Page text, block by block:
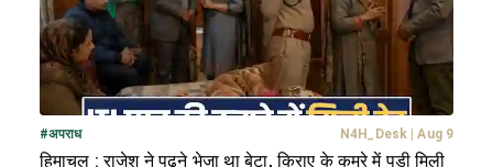
#अपराध N4H_Desk Aug 9
हिमाचल : राजेश ने पढ़ने भेजा था बेटा, किराए के कमरे में पड़ी मिली